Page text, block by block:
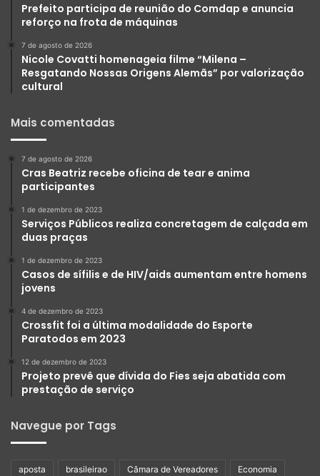
Prefeito participa de reunião do Comdap e anuncia
reforço na frota de máquinas
7 de agosto de 2026
Nicole Covatti homenageia filme “Milena –
Resgatando Nossas Origens Alemãs” por valorização
cultural
Mais comentadas
7 de agosto de 2026
Cras Beatriz recebe oficina de tear e anima
participantes
1 de dezembro de 2023
Serviços Públicos realiza concretagem de calçada em
duas praças
1 de dezembro de 2023
Casos de sífilis e de HIV/aids aumentam entre homens
jovens
4 de dezembro de 2023
Crossfit foi a última modalidade do Esporte
Paratodos em 2023
12 de dezembro de 2023
Projeto prevê que dívida do Fies seja abatida com
prestação de serviço
Navegue por Tags
aposta brasileirao Câmara de Vereadores Economia